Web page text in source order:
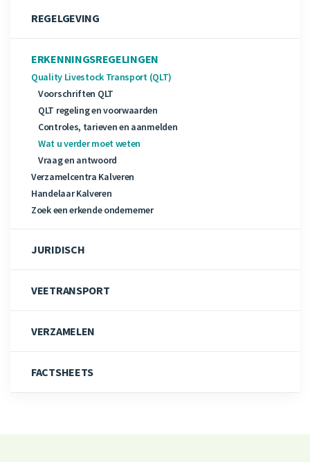
REGELGEVING
ERKENNINGSREGELINGEN
Quality Livestock Transport (QLT)
Voorschriften QLT
QLT regeling en voorwaarden
Controles, tarieven en aanmelden
Wat u verder moet weten
Vraag en antwoord
Verzamelcentra Kalveren
Handelaar Kalveren
Zoek een erkende ondernemer
JURIDISCH
VEETRANSPORT
VERZAMELEN
FACTSHEETS